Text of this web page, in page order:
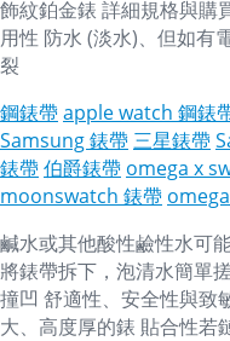
飾紋鉑金錶 詳細規格與購
用性 防水 (淡水)、但如有
裂
鋼錶帶apple watch 鋼錶
Samsung 錶帶三星錶帶
錶帶伯爵錶帶 omega x
moonswatch 錶帶
鹹水或其他酸性鹼性水可
將錶帶拆下，泡清水簡單
撞凹 舒適性、安全性與致
大、高度厚的錶 貼合性若